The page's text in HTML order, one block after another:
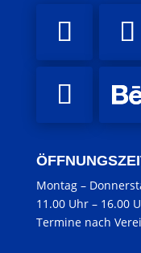
Montag –
11.00 Uhr –16.00
Termine nach